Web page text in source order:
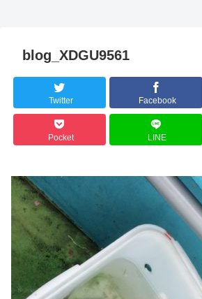
blog_XDGU9561
Twitter Facebook
Pocket LINE